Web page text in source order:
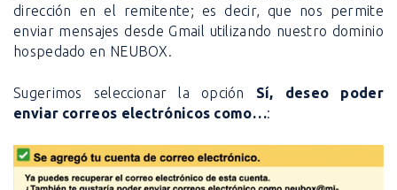
dirección en el remitente; es decir, que nos permite
enviar mensajes desde Gmail utilizando nuestro dominio
hospedado en NEUBOX.
Sugerimos seleccionar la opción Sí, deseo poder
enviar correos electrónicos como…: